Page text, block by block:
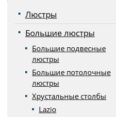
Люстры
Большие люстры
Большие подвесные
люстры
Большие потолочные
люстры
Хрустальные столбы
Lazio